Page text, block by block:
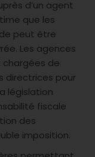
d’un agent
que les
peut être
Les agences
chargées de
directrices pour
législation
fiscale
des
imposition.